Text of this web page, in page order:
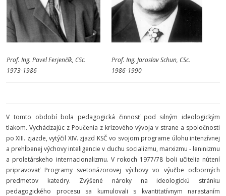
Prof. Ing. Pavel Ferjenčík, CSc.
1973-1986
Prof. Ing. Jaroslav Schun, CSc.
1986-1990
V tomto období bola pedagogická činnosť pod silným ideologickým
tlakom. Vychádzajúc z Poučenia z krízového vývoja v strane a spoločnosti
po XIII. zjazde, vytýčil XIV. zjazd KSČ vo svojom programe úlohu intenzívnej
a prehĺbenej výchovy inteligencie v duchu socializmu, marxizmu - leninizmu
a proletárskeho internacionalizmu. V rokoch 1977/78 boli učitelia nútení
pripravovať Programy svetonázorovej výchovy vo výučbe odborných
predmetov katedry. Zvýšené nároky na ideologickú stránku
pedagogického procesu sa kumulovali s kvantitatívnym narastaním